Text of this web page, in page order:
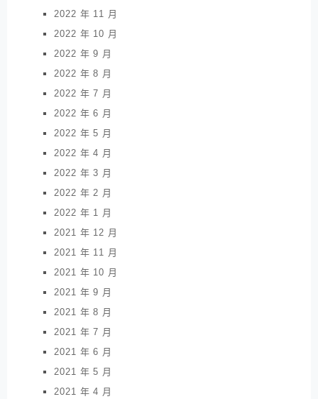
2022 年 11 月
2022 年 10 月
2022 年 9 月
2022 年 8 月
2022 年 7 月
2022 年 6 月
2022 年 5 月
2022 年 4 月
2022 年 3 月
2022 年 2 月
2022 年 1 月
2021 年 12 月
2021 年 11 月
2021 年 10 月
2021 年 9 月
2021 年 8 月
2021 年 7 月
2021 年 6 月
2021 年 5 月
2021 年 4 月